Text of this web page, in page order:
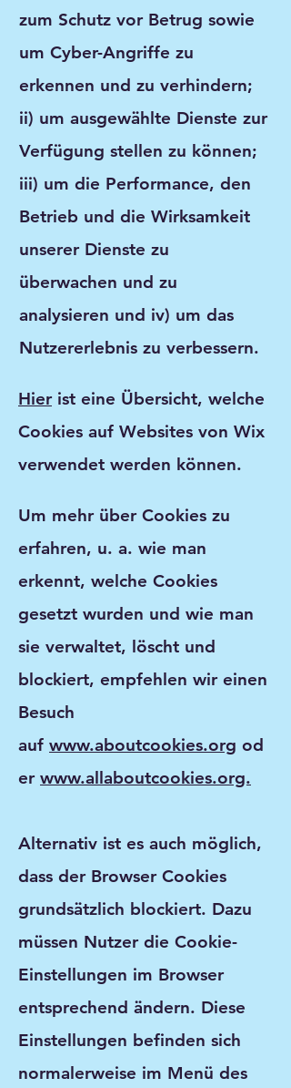
zum Schutz vor Betrug sowie
um Cyber-Angriffe zu
erkennen und zu verhindern;
ii) um ausgewählte Dienste zur
Verfügung stellen zu können;
iii) um die Performance, den
Betrieb und die Wirksamkeit
unserer Dienste zu
überwachen und zu
analysieren und iv) um das
Nutzererlebnis zu verbessern.
Hierist eine Übersicht, welche
Cookies auf Websites von Wix
verwendet werden können.
Um mehr über Cookies zu
erfahren, u. a. wie man
erkennt, welche Cookies
gesetzt wurden und wie man
sie verwaltet, löscht und
blockiert, empfehlen wir einen
Besuch
auf www.aboutcookies.org od
er www.allaboutcookies.org.
Alternativ ist es auch möglich,
dass der Browser Cookies
grundsätzlich blockiert. Dazu
müssen Nutzer die Cookie-
Einstellungen im Browser
entsprechend ändern. Diese
Einstellungen befinden sich
normalerweise im Menü des